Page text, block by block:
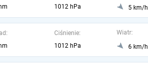
1012 hPa
5 km/h
Ciśnienie:
1012 hPa
Wiatr:
6 km/h